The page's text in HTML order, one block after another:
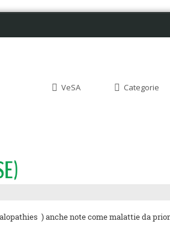
VeSA Categorie
) anche note come malattie da